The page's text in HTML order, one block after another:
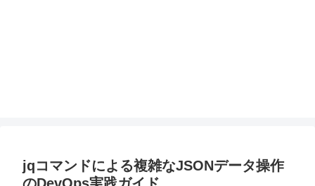
jqコマンドによる複雑なJSONデータ操作